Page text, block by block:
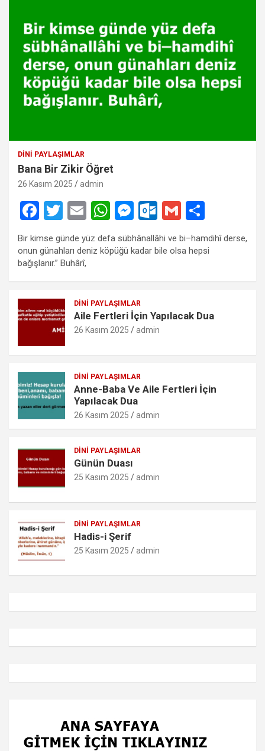
DINI PAYLAŞIMLAR
Bana Bir Zikir Öğret
26 Kasım 2025 admin
F
ce
b
o
o
k
T
wi
tt
er
E
m
ail
W
h
at
A
p
p
M
es
se
g
er
O
ut
lo
k.
o
G
m
ail
h
ar
Bir kimse günde yüz defa sübhânallâhi ve bi–hamdihî derse,
onun günahları deniz köpüğü kadar bile olsa hepsi
bağışlanır.” Buhârî,
DINI PAYLAŞIMLAR
Aile Fertleri İçin Yapılacak Dua
26 Kasım 2025 admin
DINI PAYLAŞIMLAR
Anne-Baba Ve Aile Fertleri İçin
Yapılacak Dua
26 Kasım 2025 admin
DINI PAYLAŞIMLAR
Günün Duası
25 Kasım 2025 admin
DINI PAYLAŞIMLAR
Hadis-i Şerif
25 Kasım 2025 admin